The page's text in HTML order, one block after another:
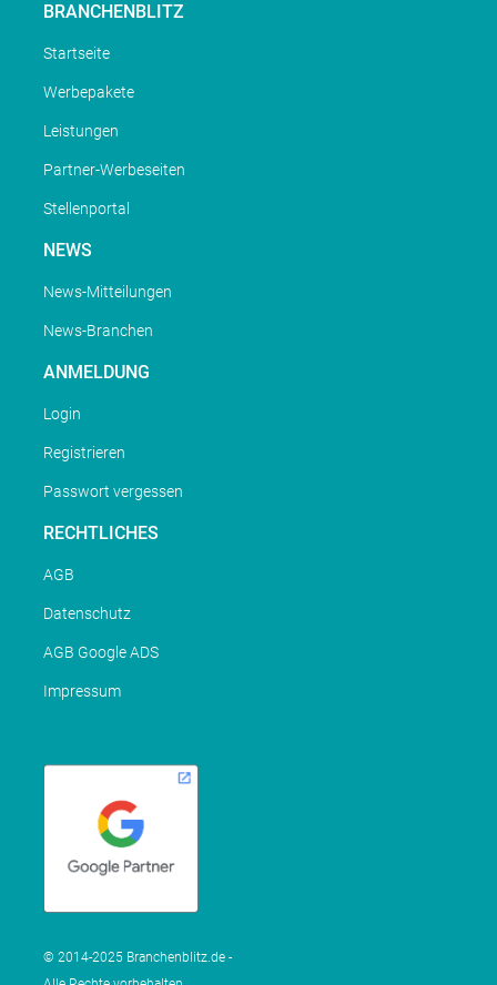
BRANCHENBLITZ
Startseite
Werbepakete
Leistungen
Partner-Werbeseiten
Stellenportal
NEWS
News-Mitteilungen
News-Branchen
ANMELDUNG
Login
Registrieren
Passwort vergessen
RECHTLICHES
AGB
Datenschutz
AGB Google ADS
Impressum
© 2014-2025 Branchenblitz.de -